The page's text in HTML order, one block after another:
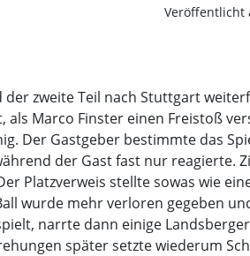
Veröffentlicht
der zweite Teil nach Stuttgart
Marco Finster einen Freistoß
Der Gastgeber bestimmte das
der Gast fast nur reagierte.
Platzverweis stellte sowas wie
wurde mehr verloren gegeben
narrte dann einige
später setzte wiederum